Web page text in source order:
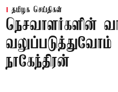
தமிழக செய்திகள்
நெசவாளர்களின்
வலுப்படுத்துவோம்
நாகேந்திரன்